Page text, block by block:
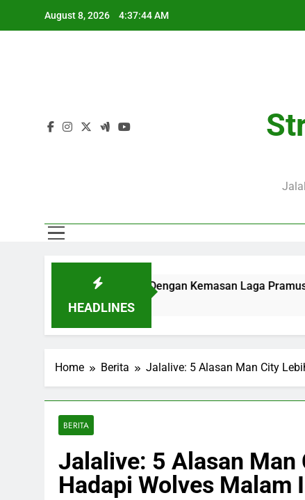
August 8, 2026 4:37:45 AM
HEADLINES
Jalalive Dengan Kemasan Laga Pramusim Modern dan
Home Berita Jalalive: 5 Alasan Man City
BERITA
Jalalive: 5 Alasan Man
Hadapi Wolves Malam